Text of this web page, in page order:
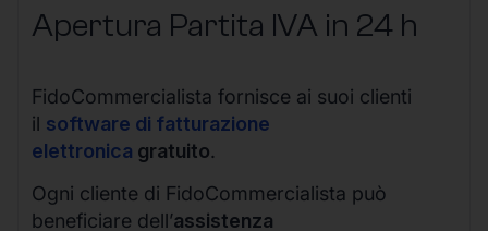
Apertura Partita IVA in 24 h
FidoCommercialista fornisce ai suoi clienti
il software di fatturazione
elettronica gratuito.
Ogni cliente di FidoCommercialista può
beneficiare dell’assistenza